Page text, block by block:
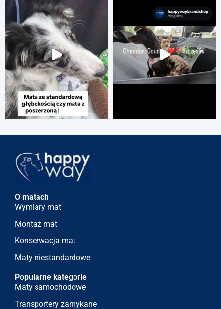
O matach
Wymiary mat
Montaż mat
Konserwacja mat
Maty niestandardowe
Popularne kategorie
Maty samochodowe
Transportery zamykane